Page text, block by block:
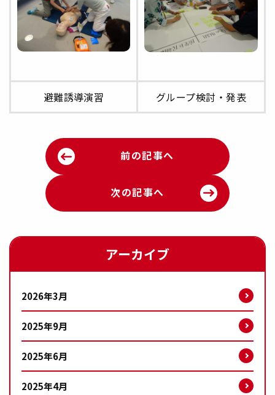
避難誘導演習 グループ検討・発表
前の記事へ
次の記事へ
アーカイブ
2026年3月
2025年9月
2025年6月
2025年4月